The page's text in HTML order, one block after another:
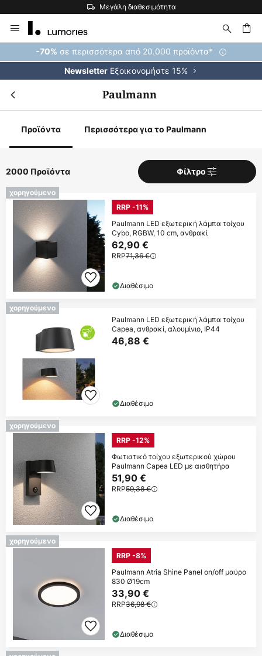
Η μεγαλύτερη επιλογή εμπορικών σημάτων στην Ευρώπη
Μετάβαση
στο
περιεχόμενο
-70% σε περισσότερα από 20.000 προϊόντα*
Newsletter Εξοικονομήστε 15%
Paulmann
Προϊόντα Περισσότερα για το Paulmann
2000 Προϊόντα Φίλτρο
χορηγούμενο
RRP -11%
Paulmann LED εξωτερική λάμπα τοίχου
Cybo, RGBW, 10 cm, ανθρακί
62,90 €
RRP71,36 €
Διαθέσιμο
χορηγούμενο
Paulmann LED εξωτερική λάμπα τοίχου
Capea, ανθρακί, αλουμίνιο, IP44
46,88 €
Διαθέσιμο
χορηγούμενο
RRP -12%
Φωτιστικό τοίχου εξωτερικού χώρου
Paulmann Capea LED με αισθητήρα
51,90 €
RRP59,38 €
Διαθέσιμο
χορηγούμενο
RRP -8%
Paulmann Atria Shine Panel on/off μαύρο
830 Ø19cm
33,90 €
RRP36,98 €
Διαθέσιμο